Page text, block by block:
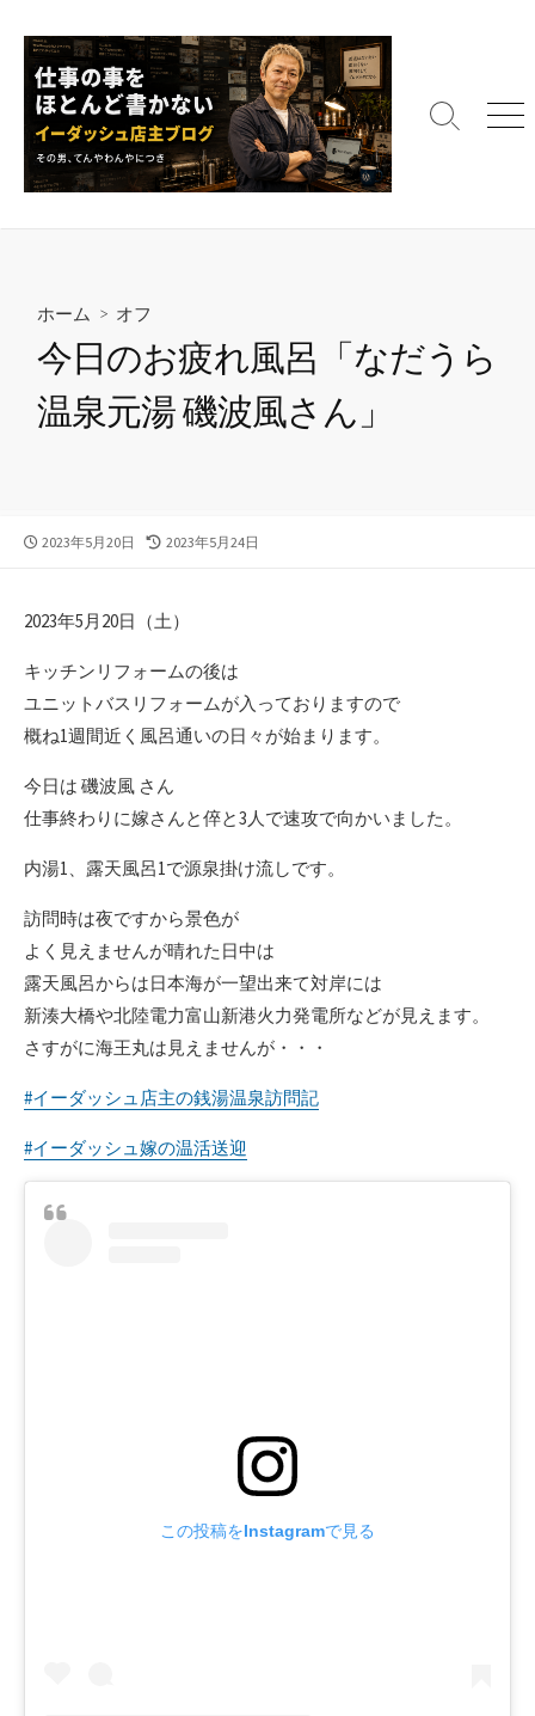
キ
検
メ
ホーム > オフ
今日のお疲れ風呂「なだうら
温泉元湯 磯波風さん」
公
2023年5月20日
最
日
2023年5月24日
2023年5月20日（土）
キッチンリフォームの後は
ユニットバスリフォームが入っておりますので
概ね1週間近く風呂通いの日々が始まります。
今日は 磯波風 さん
仕事終わりに嫁さんと倅と3人で速攻で向かいました。
内湯1、露天風呂1で源泉掛け流しです。
訪問時は夜ですから景色が
よく見えませんが晴れた日中は
露天風呂からは日本海が一望出来て対岸には
新湊大橋や北陸電力富山新港火力発電所などが見えます。
さすがに海王丸は見えませんが・・・
#イーダッシュ店主の銭湯温泉訪問記
#イーダッシュ嫁の温活送迎
この投稿をInstagramで見る